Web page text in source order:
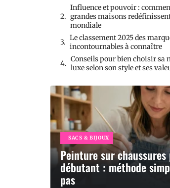
Influence et pouvoir :
grandes maisons
mondiale
Le classement 2025 des
incontournables à connaître
Conseils pour bien choisir sa
luxe selon son style et ses
SACS & BIJOUX
Peinture sur chaussures
débutant : méthode
pas